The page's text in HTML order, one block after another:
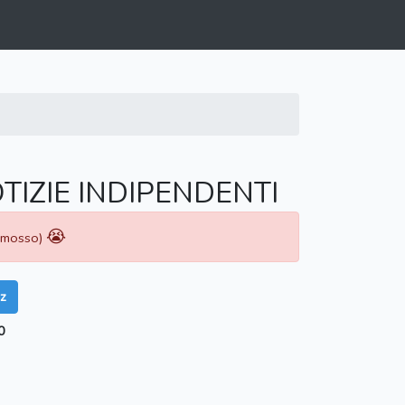
INDIPENDENTI
😭